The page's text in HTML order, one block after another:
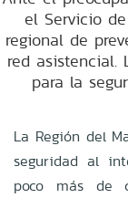
el Servicio
regional de
red asistencial.
para la
La Región del
seguridad al
poco más de